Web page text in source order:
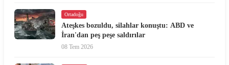
Ortadoğu
Ateşkes bozuldu, silahlar konuştu: ABD ve
İran'dan peş peşe saldırılar
08 Tem 2026